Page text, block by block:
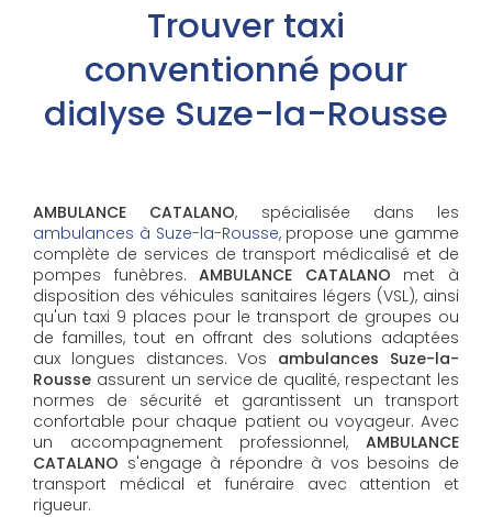
Trouver taxi
conventionné pour
dialyse Suze-la-Rousse
AMBULANCE CATALANO, spécialisée dans les
ambulances à Suze-la-Rousse, propose une gamme
complète de services de transport médicalisé et de
pompes funèbres.AMBULANCE CATALANO met à
disposition des véhicules sanitaires légers (VSL), ainsi
qu'un taxi 9 places pour le transport de groupes ou
de familles, tout en offrant des solutions adaptées
aux longues distances. Vos ambulances Suze-la-
Rousse assurent un service de qualité, respectant les
normes de sécurité et garantissent un transport
confortable pour chaque patient ou voyageur. Avec
un accompagnement professionnel, AMBULANCE
CATALANO s'engage à répondre à vos besoins de
transport médical et funéraire avec attention et
rigueur.